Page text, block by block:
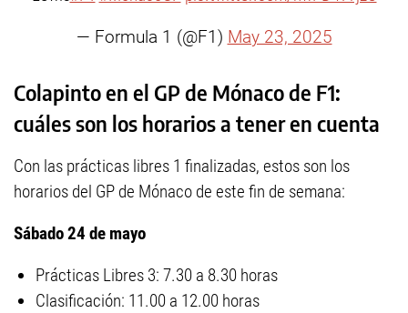
— Formula 1 (@F1) May 23, 2025
Colapinto en el GP de Mónaco de F1:
cuáles son los horarios a tener en cuenta
Con las prácticas libres 1 finalizadas, estos son los
horarios del GP de Mónaco de este fin de semana:
Sábado 24 de mayo
Prácticas Libres 3: 7.30 a 8.30 horas
Clasificación: 11.00 a 12.00 horas